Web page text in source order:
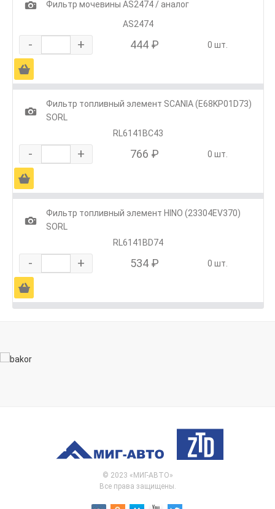
1
Фильтр мочевины AS2474 / аналог
AS2474
- + 444 ₽ 0 шт.
Ä
1
Фильтр топливный элемент SCANIA (E68KP01D73)
SORL
RL6141BC43
- + 766 ₽ 0 шт.
Ä
1
Фильтр топливный элемент HINO (23304EV370)
SORL
RL6141BD74
- + 534 ₽ 0 шт.
Ä
© 2023 «МИГ-АВТО»
Все права защищены.